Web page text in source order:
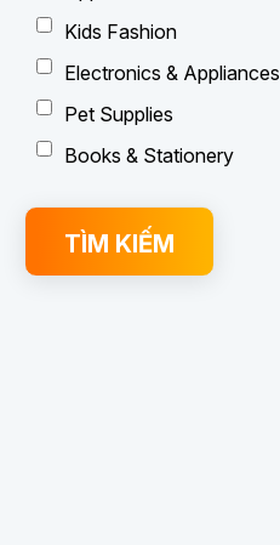
Kids Fashion
Electronics & Appliances
Pet Supplies
Books & Stationery
TÌM KIẾM